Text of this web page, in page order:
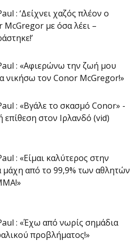
: ‘Δείχνει χαζός πλέον ο
McGregor με όσα λέει –
: «Αφιερώνω την ζωή μου
νικήσω τον Conor McGregor!»
: «Βγάλε το σκασμό Conor» -
επίθεση στον Ιρλανδό (vid)
: «Είμαι καλύτερος στην
μάχη από το 99,9% των αθλητών
: «Έχω από νωρίς σημάδια
προβλήματος!»